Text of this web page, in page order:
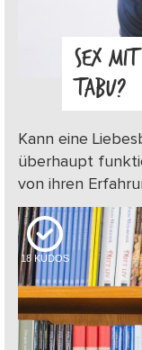
SEX
TABU?
Kann eine
überhaupt
von ihren
18 KUDOS